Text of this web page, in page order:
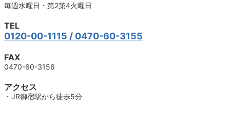
毎週水曜日・第2第4火曜日
TEL
0120-00-1115 / 0470-60-3155
FAX
0470-60-3156
アクセス
・JR御宿駅から徒歩5分